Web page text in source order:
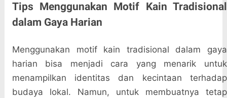
Tips Menggunakan Motif Kain Tradisional
dalam Gaya Harian
Menggunakan motif kain tradisional dalam gaya
harian bisa menjadi cara yang menarik untuk
menampilkan identitas dan kecintaan terhadap
budaya lokal. Namun, untuk membuatnya tetap